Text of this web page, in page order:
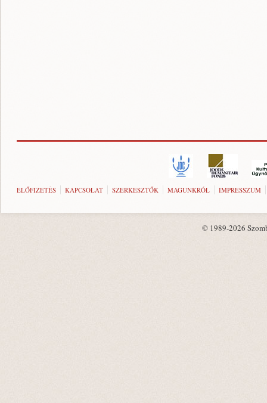
ELŐFIZETÉS KAPCSOLAT SZERKESZTŐK MAGUNKRÓL IMPRESSZUM
© 1989-2026